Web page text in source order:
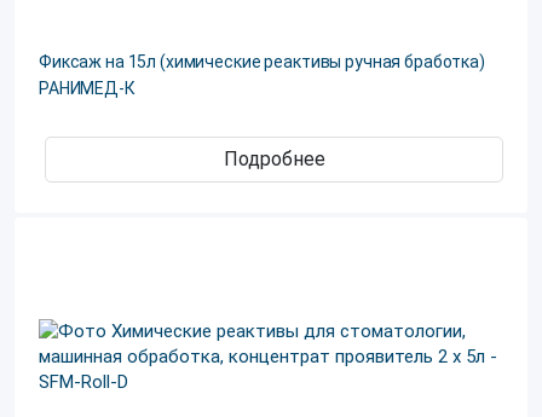
Фиксаж на 15л (химические реактивы ручная бработка)
РАНИМЕД-К
Подробнее